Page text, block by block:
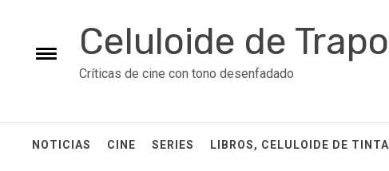
content
Toggle
Celuloide de Trapo
Críticas de cine con tono desenfadado
NOTICIAS CINE SERIES LIBROS, CELULOIDE DE TINTA